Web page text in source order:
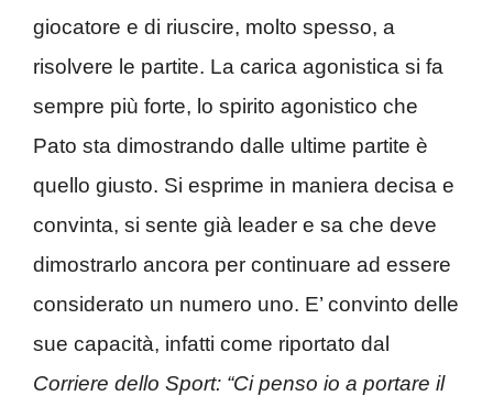
giocatore e di riuscire, molto spesso, a
risolvere le partite. La carica agonistica si fa
sempre più forte, lo spirito agonistico che
Pato sta dimostrando dalle ultime partite è
quello giusto. Si esprime in maniera decisa e
convinta, si sente già leader e sa che deve
dimostrarlo ancora per continuare ad essere
considerato un numero uno. E’ convinto delle
sue capacità, infatti come riportato dal
Corriere dello Sport: “Ci penso io a portare il